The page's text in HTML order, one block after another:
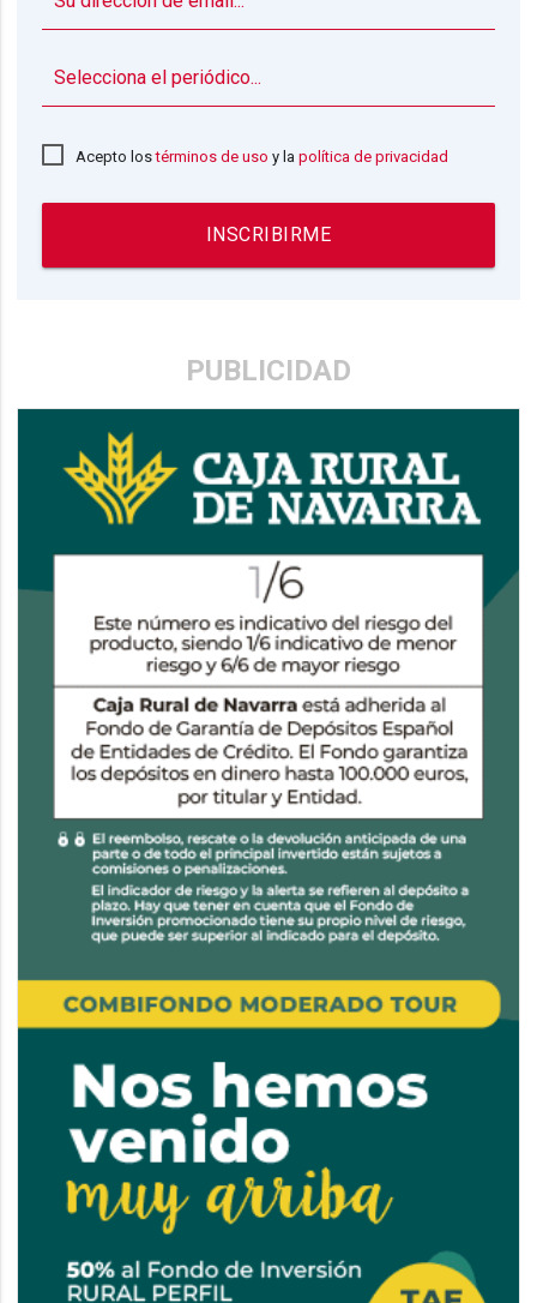
Acepto lostérminos de uso y lapolítica de privacidad
INSCRIBIRME
PUBLICIDAD